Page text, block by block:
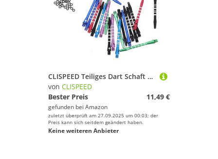
CLISPEED Teiliges Dart Schaft aus Langlebigem Aluminiumlegierung Leichtgewichtige rutschfeste Dartpfeil Schäfte Ring für Verbessertes Wurfspiel und Flugbahn Kontrolle
von CLISPEED
Bester Preis
11,49 €
gefunden bei Amazon
zuletzt überprüft am 27.09.2025 um 00:03; der
Preis kann sich seitdem geändert haben.
Keine weiteren Anbieter